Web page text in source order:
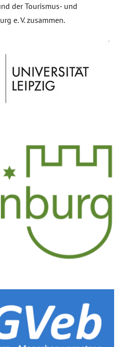
der Tourismus- und
e. V. zusammen.